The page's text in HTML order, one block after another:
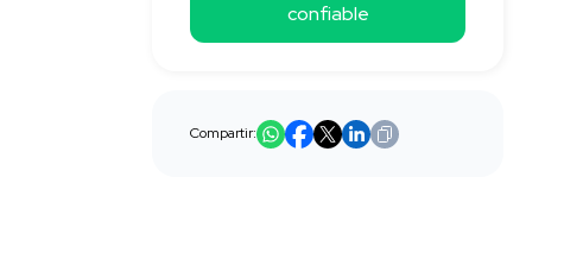
confiable
Compartir: